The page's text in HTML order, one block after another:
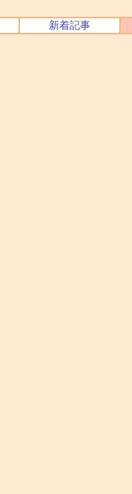
新着記事